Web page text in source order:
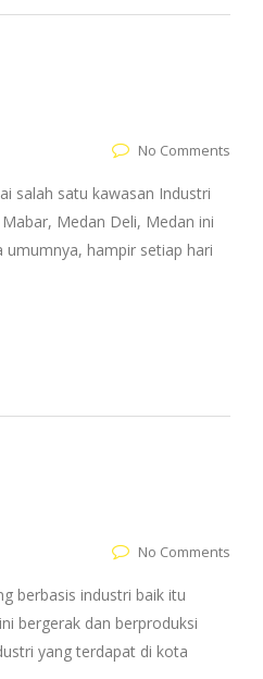
No Comments
salah satu kawasan Industri
Medan Deli, Medan ini
hampir setiap hari
No Comments
berbasis industri baik itu
bergerak dan berproduksi
yang terdapat di kota